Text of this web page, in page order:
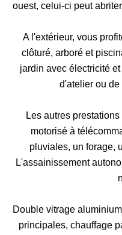
ouest, celui-ci peut
A l'extérieur, vous
clôturé, arboré et
jardin avec électricité
d'atelier ou de
Les autres
motorisé à
pluviales, un forage,
L'assainissement
Double vitrage
principales, chauffage